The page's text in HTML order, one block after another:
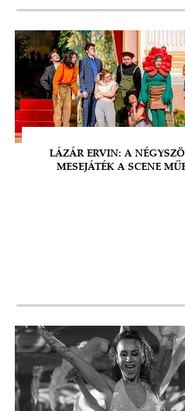
LÁZÁR ERVIN: A
MESEJÁTÉK A SCENE